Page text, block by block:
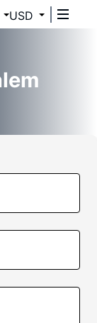
USD